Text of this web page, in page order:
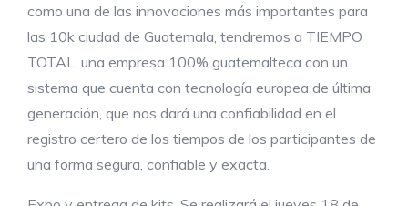
como una de las innovaciones más importantes para
las 10k ciudad de Guatemala, tendremos a TIEMPO
TOTAL, una empresa 100% guatemalteca con un
sistema que cuenta con tecnología europea de última
generación, que nos dará una confiabilidad en el
registro certero de los tiempos de los participantes de
una forma segura, confiable y exacta.